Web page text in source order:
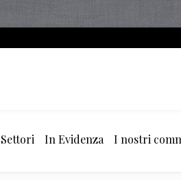
Settori In Evidenza I nostri